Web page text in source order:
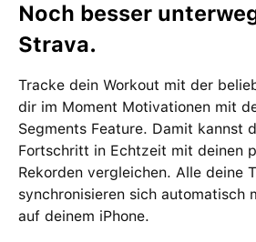
Noch besser
Strava.
Tracke dein Workout mit der
dir im Moment Motivationen mit
Segments Feature. Damit kannst
Fortschritt in Echtzeit mit deinen
Rekorden vergleichen. Alle deine
synchronisieren sich automatisch
auf deinem iPhone.